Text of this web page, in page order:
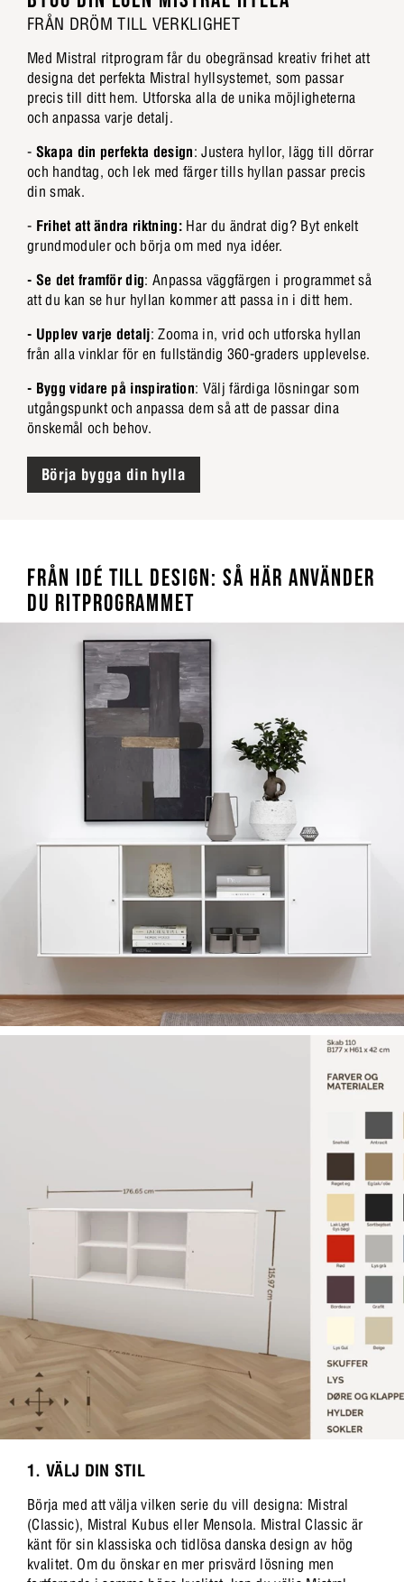
FRÅN DRÖM TILL VERKLIGHET
Med Mistral ritprogram får du obegränsad kreativ frihet att
designa det perfekta Mistral hyllsystemet, som passar
precis till ditt hem. Utforska alla de unika möjligheterna
och anpassa varje detalj.
- Skapa din perfekta design: Justera hyllor, lägg till dörrar
och handtag, och lek med färger tills hyllan passar precis
din smak.
- Frihet att ändra riktning:Har du ändrat dig? Byt enkelt
grundmoduler och börja om med nya idéer.
- Se det framför dig: Anpassa väggfärgen i programmet så
att du kan se hur hyllan kommer att passa in i ditt hem.
- Upplev varje detalj: Zooma in, vrid och utforska hyllan
från alla vinklar för en fullständig 360-graders upplevelse.
- Bygg vidare på inspiration: Välj färdiga lösningar som
utgångspunkt och anpassa dem så att de passar dina
önskemål och behov.
Börja bygga din hylla
FRÅN IDÉ TILL DESIGN: SÅ HÄR ANVÄNDER
DU RITPROGRAMMET
1. VÄLJ DIN STIL
Börja med att välja vilken serie du vill designa: Mistral
(Classic), Mistral Kubus eller Mensola. Mistral Classic är
känt för sin klassiska och tidlösa danska design av hög
kvalitet. Om du önskar en mer prisvärd lösning men